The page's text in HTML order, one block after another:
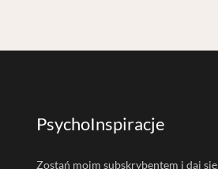
PsychoInspiracje
Zostań moim subskrybentem i daj się